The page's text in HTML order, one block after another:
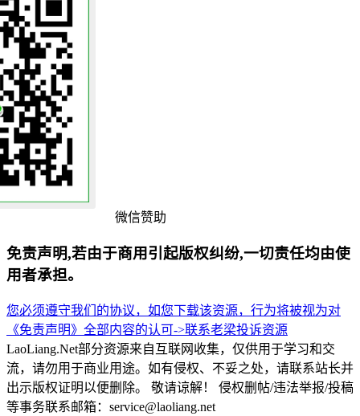
微信赞助
免责声明,若由于商用引起版权纠纷,一切责任均由使
用者承担。
您必须遵守我们的协议，如您下载该资源，行为将被视为对
《免责声明》全部内容的认可->联系老梁投诉资源
LaoLiang.Net部分资源来自互联网收集，仅供用于学习和交
流，请勿用于商业用途。如有侵权、不妥之处，请联系站长并
出示版权证明以便删除。 敬请谅解！ 侵权删帖/违法举报/投稿
等事务联系邮箱：service@laoliang.net